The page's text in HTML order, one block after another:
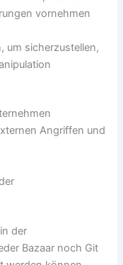
vornehmen
um sicherzustellen,
Angriffen und
der
Bazaar noch Git